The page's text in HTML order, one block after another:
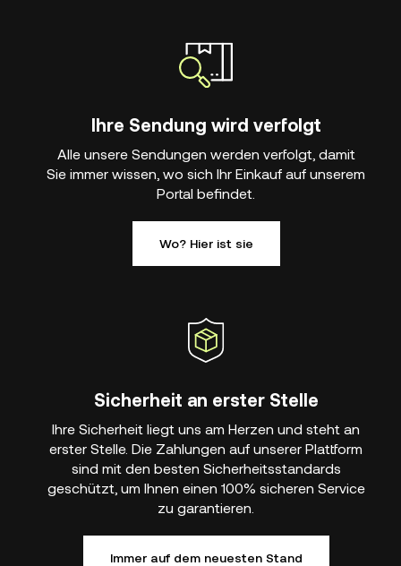
Ihre Sendung wird verfolgt
Alle unsere Sendungen werden verfolgt, damit
Sie immer wissen, wo sich Ihr Einkauf auf unserem
Portal befindet.
Wo? Hier ist sie
Sicherheit an erster Stelle
Ihre Sicherheit liegt uns am Herzen und steht an
erster Stelle. Die Zahlungen auf unserer Plattform
sind mit den besten Sicherheitsstandards
geschützt, um Ihnen einen 100% sicheren Service
zu garantieren.
Immer auf dem neuesten Stand